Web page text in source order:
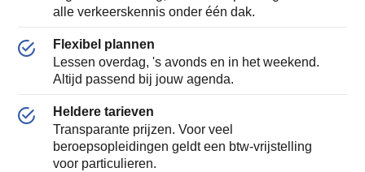
alle verkeerskennis onder één dak.
Flexibel plannen
Lessen overdag, 's avonds en in het weekend.
Altijd passend bij jouw agenda.
Heldere tarieven
Transparante prijzen. Voor veel
beroepsopleidingen geldt een btw-vrijstelling
voor particulieren.